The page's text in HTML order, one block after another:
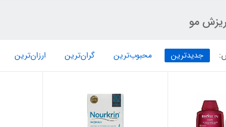
مو
جدیدترین محبوب‌ترین گران‌ترین ارزان‌ترین